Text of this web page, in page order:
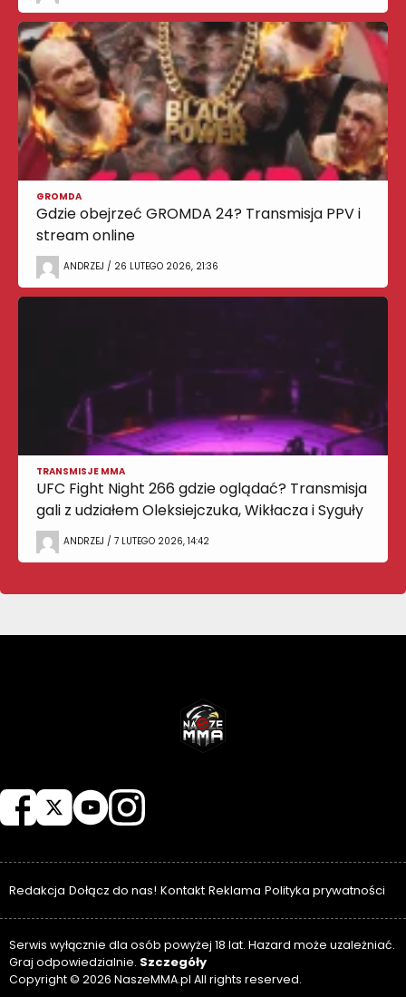
GROMDA
Gdzie obejrzeć GROMDA 24? Transmisja PPV i
stream online
ANDRZEJ / 26 LUTEGO 2026, 21:36
TRANSMISJE MMA
UFC Fight Night 266 gdzie oglądać? Transmisja
gali z udziałem Oleksiejczuka, Wikłacza i Syguły
ANDRZEJ / 7 LUTEGO 2026, 14:42
Redakcja Dołącz do nas! Kontakt Reklama Polityka prywatności
Serwis wyłącznie dla osób powyżej 18 lat. Hazard może uzależniać.
Graj odpowiedzialnie. Szczegóły
Copyright © 2026 NaszeMMA.pl All rights reserved.